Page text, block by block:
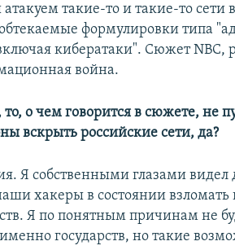
такие-то и такие-то сети
формулировки типа
кибератаки". Сюжет NBC,
война.
о чем говорится в сюжете, не
вскрыть российские сети, да?
Я собственными глазами
хакеры в состоянии взломать
Я по понятным причинам не
государств, но такие